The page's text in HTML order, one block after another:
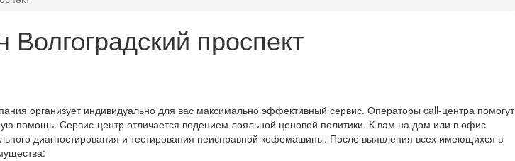
проспект
организует индивидуально для вас максимально эффективный сервис. Операторы call-центра помогут
помощь. Сервис-центр отличается ведением лояльной ценовой политики. К вам на дом или в офис
диагностирования и тестирования неисправной кофемашины. После выявления всех имеющихся в